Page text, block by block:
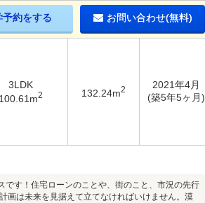
予約をする お問い合わせ(無料)
3LDK
100.61m2 132.24m2
2021年4月
(築5年5ヶ月)
す！住宅ローンのことや、街のこと、市況の先行
画は未来を見据えて立てなければいけません。漠